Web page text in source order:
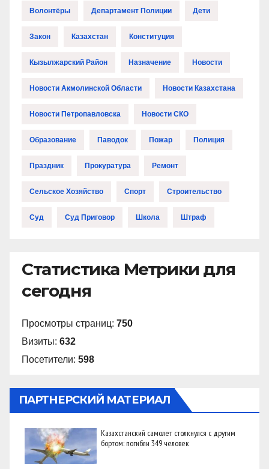
Волонтёры Департамент Полиции Дети
Закон Казахстан Конституция
Кызылжарский Район Назначение Новости
Новости Акмолинской Области Новости Казахстана
Новости Петропавловска Новости СКО
Образование Паводок Пожар Полиция
Праздник Прокуратура Ремонт
Сельское Хозяйство Спорт Строительство
Суд Суд Приговор Школа Штраф
Статистика Метрики для
сегодня
Просмотры страниц: 750
Визиты: 632
Посетители: 598
ПАРТНЕРСКИЙ МАТЕРИАЛ
Казахстанский самолет столкнулся с другим
бортом: погибли 349 человек